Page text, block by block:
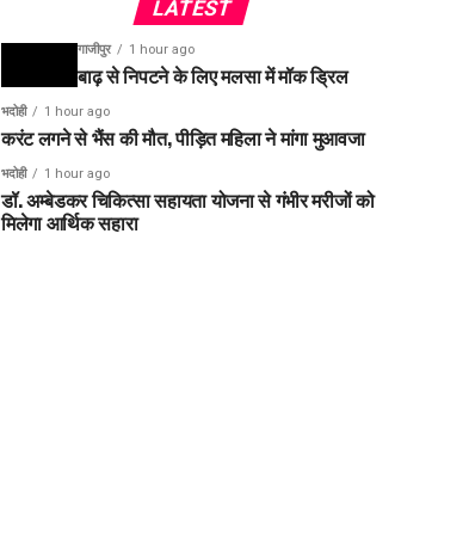
LATEST
गाजीपुर 1 hour ago
बाढ़ से निपटने के लिए मलसा में मॉक ड्रिल
भदोही 1 hour ago
करंट लगने से भैंस की मौत, पीड़ित महिला ने मांगा मुआवजा
भदोही 1 hour ago
डॉ. अम्बेडकर चिकित्सा सहायता योजना से गंभीर मरीजों को
मिलेगा आर्थिक सहारा